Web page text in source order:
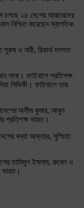
চলছে ২৫ দেশের আরচারদের
নিশ্চিত করেছেন স্বাগতিক
পুরুষ ও নারী, রিকার্ভ দলগত
সানা। ফাইনালে প্রতিপক্ষ
সিদ্দিকী। ফাইনালে তার
অসীম কুমার, আবুল
প্রতিপক্ষ ভারত।
বন্যা আক্তার, সুস্মিতা
তামিমুল ইসলাম, রুবেল ও
ভারত।